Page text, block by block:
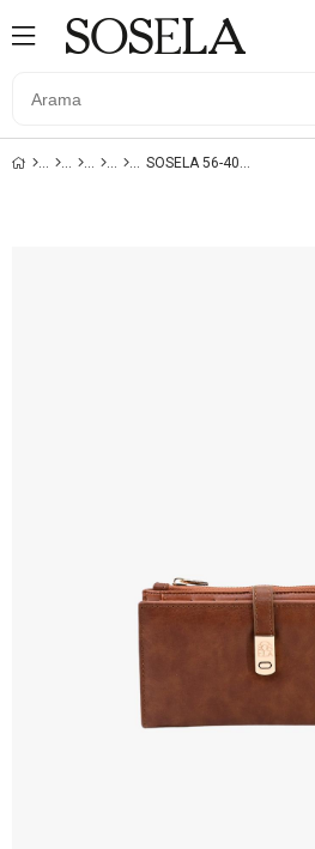
SOSELA 56-4042 TABA KADIN CÜZDAN